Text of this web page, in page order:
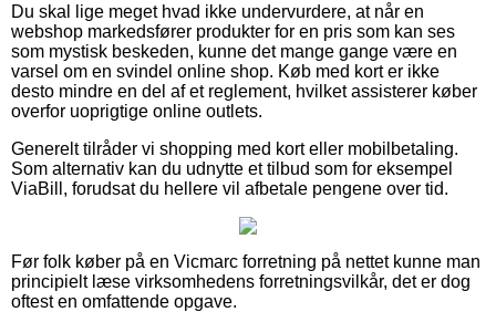
Du skal lige meget hvad ikke undervurdere, at når en
webshop markedsfører produkter for en pris som kan ses
som mystisk beskeden, kunne det mange gange være en
varsel om en svindel online shop. Køb med kort er ikke
desto mindre en del af et reglement, hvilket assisterer køber
overfor uoprigtige online outlets.
Generelt tilråder vi shopping med kort eller mobilbetaling.
Som alternativ kan du udnytte et tilbud som for eksempel
ViaBill, forudsat du hellere vil afbetale pengene over tid.
Før folk køber på en Vicmarc forretning på nettet kunne man
principielt læse virksomhedens forretningsvilkår, det er dog
oftest en omfattende opgave.